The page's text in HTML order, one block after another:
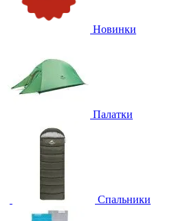
Новинки
Палатки
Спальники